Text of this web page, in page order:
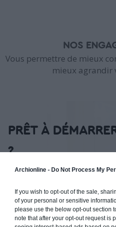
Archionline - Do Not Process My
If you wish to opt-out of the sale,
of your personal or sensitive
please use the below opt-out section
note that after your opt-out request is
NOS
Vous permettre de mieux
mieux agrandir
PRÊT À
?
Programmez vite une
départ, trouvez les
au bon prix pour vos
estimation rapide du